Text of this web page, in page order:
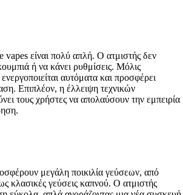
είναι πολύ απλή. Ο ατμιστής δεν
ή να κάνει ρυθμίσεις. Μόλις
αυτόματα και προσφέρει
Επιπλέον, η έλλειψη τεχνικών
τους χρήστες να απολαύσουν την εμπειρία
μεγάλη ποικιλία γεύσεων, από
κλασικές γεύσεις καπνού. Ο ατμιστής